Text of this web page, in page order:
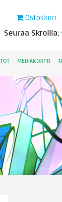
Ostoskori
Seuraa Skrollia:
MEDIAKORTTI